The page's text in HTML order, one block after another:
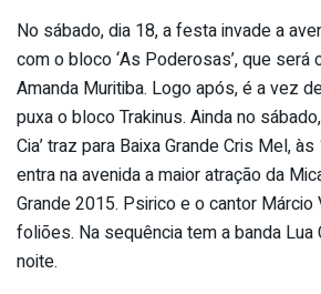
No sábado, dia 18, a festa invade a
com o bloco ‘As Poderosas’, que
Amanda Muritiba. Logo após, é a vez
puxa o bloco Trakinus. Ainda no
Cia’ traz para Baixa Grande Cris Mel,
entra na avenida a maior atração da
Grande 2015. Psirico e o cantor
foliões. Na sequência tem a banda Lua
noite.